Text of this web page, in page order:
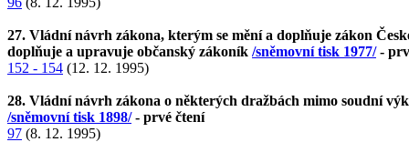
27. Vládní návrh zákona, kterým se mění a doplňuje zákon
doplňuje a upravuje občanský zákoník /sněmovní tisk 1977/-
152 - 154 (12. 12. 1995)
28. Vládní návrh zákona o některých dražbách mimo soudní
/sněmovní tisk 1898/- prvé čtení
97 (8. 12. 1995)